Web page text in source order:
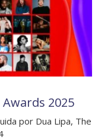
2025
por Dua Lipa, The